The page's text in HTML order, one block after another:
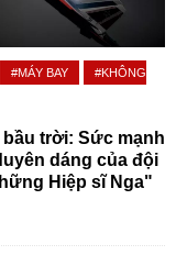
#MÁY BAY
#KHÔNG
bầu trời: Sức mạnh
dáng của đội
Hiệp sĩ Nga"